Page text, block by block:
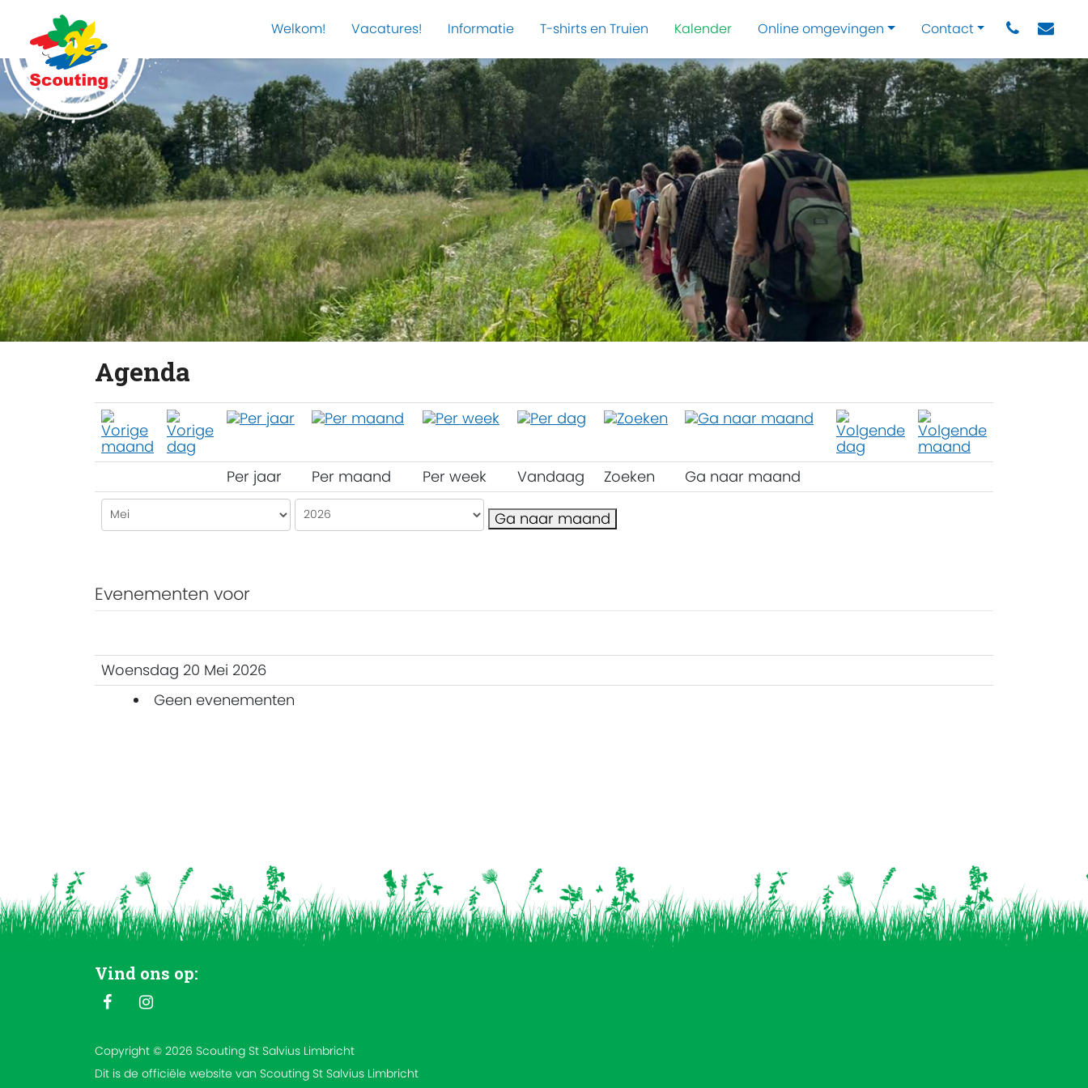
Welkom! Vacatures! Informatie T-shirts en Truien Kalender Online omgevingen Contact
Agenda
Per jaar Per maand Per week Vandaag Zoeken Ga naar maand
Ga naar maand
Evenementen voor
Woensdag 20 Mei 2026
Geen evenementen
Vind ons op:
Copyright © 2026 Scouting St Salvius Limbricht
Dit is de officiële website van Scouting St Salvius Limbricht